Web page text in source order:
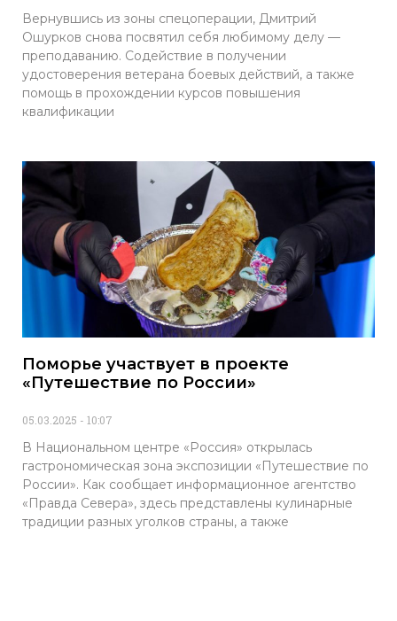
Вернувшись из зоны спецоперации, Дмитрий
Ошурков снова посвятил себя любимому делу —
преподаванию. Содействие в получении
удостоверения ветерана боевых действий, а также
помощь в прохождении курсов повышения
квалификации
Поморье участвует в проекте
«Путешествие по России»
05.03.2025 10:07
В Национальном центре «Россия» открылась
гастрономическая зона экспозиции «Путешествие по
России». Как сообщает информационное агентство
«Правда Севера», здесь представлены кулинарные
традиции разных уголков страны, а также